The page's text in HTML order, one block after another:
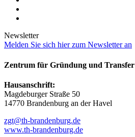
Newsletter
Melden Sie sich hier zum Newsletter an
Zentrum für Gründung und Transfer
Hausanschrift:
Magdeburger Straße 50
14770 Brandenburg an der Havel
zgt@th-brandenburg.de
www.th-brandenburg.de